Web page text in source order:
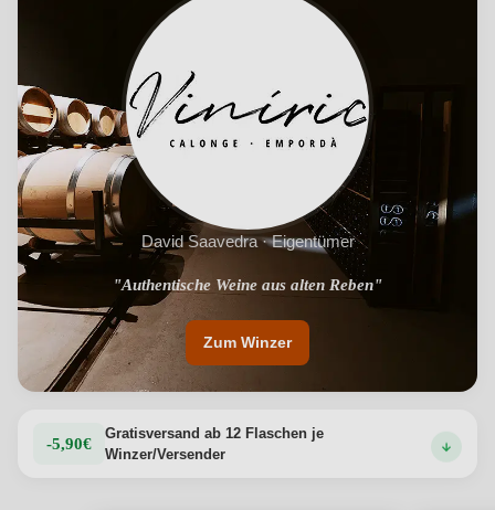
David Saavedra · Eigentümer
"Authentische Weine aus alten Reben"
Zum Winzer
-5,90€
Gratisversand ab 12 Flaschen je
Winzer/Versender